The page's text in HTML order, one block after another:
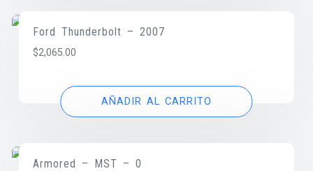
Ford Thunderbolt – 2007
$2,065.00
AÑADIR AL CARRITO
Armored – MST – 0